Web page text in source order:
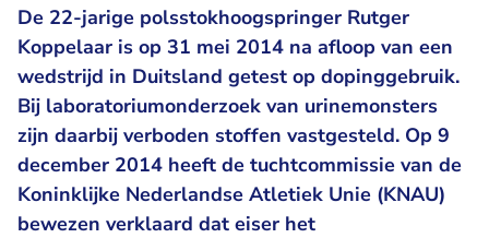
De 22-jarige polsstokhoogspringer Rutger
Koppelaar is op 31 mei 2014 na afloop van een
wedstrijd in Duitsland getest op dopinggebruik.
Bij laboratoriumonderzoek van urinemonsters
zijn daarbij verboden stoffen vastgesteld. Op 9
december 2014 heeft de tuchtcommissie van de
Koninklijke Nederlandse Atletiek Unie (KNAU)
bewezen verklaard dat eiser het